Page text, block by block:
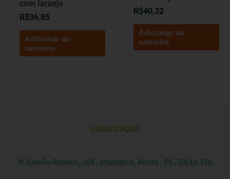
com laranja
R$36,85
Adicionar ao
carrinho
R$40,32
Adicionar ao
carrinho
LOCALIZAÇÃO
R. Galvão Raposo, 368 - Madalena, Recife - PE, 50610-330